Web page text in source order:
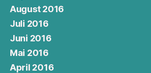
August 2016
Juli 2016
Juni 2016
Mai 2016
April 2016